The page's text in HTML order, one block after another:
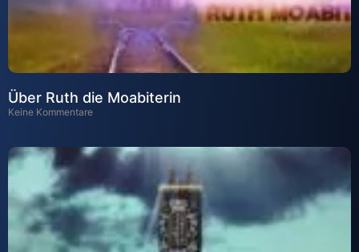
Über Ruth die Moabiterin
Keine Kommentare